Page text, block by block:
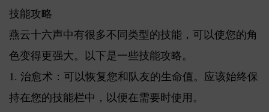
技能攻略
燕云十六声中有很多不同类型的技能，可以使您的角
色变得更强大。以下是一些技能攻略。
1. 治愈术：可以恢复您和队友的生命值。应该始终保
持在您的技能栏中，以便在需要时使用。